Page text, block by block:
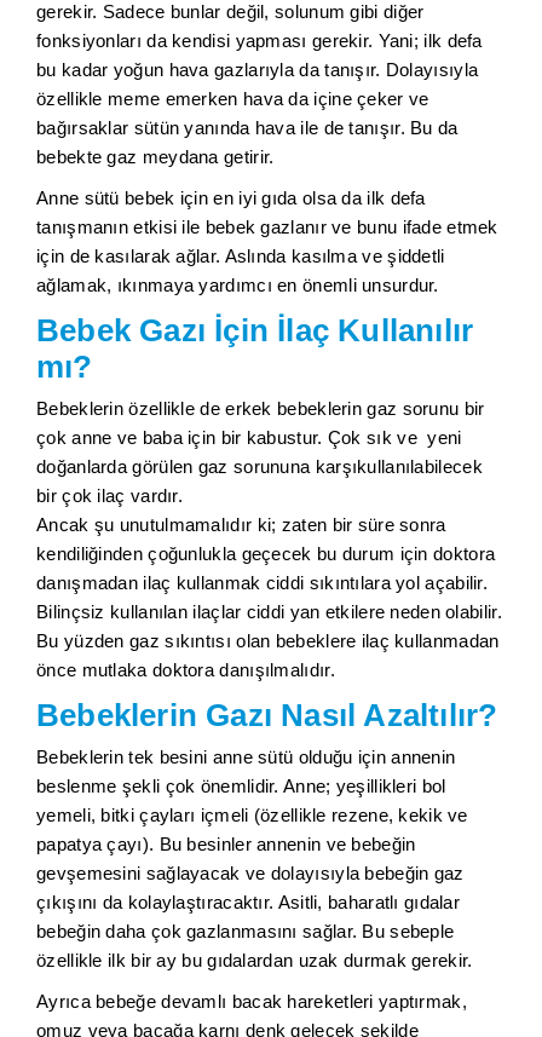
gerekir. Sadece bunlar değil, solunum gibi diğer
fonksiyonları da kendisi yapması gerekir. Yani; ilk defa
bu kadar yoğun hava gazlarıyla da tanışır. Dolayısıyla
özellikle meme emerken hava da içine çeker ve
bağırsaklar sütün yanında hava ile de tanışır. Bu da
bebekte gaz meydana getirir.
Anne sütü bebek için en iyi gıda olsa da ilk defa
tanışmanın etkisi ile bebek gazlanır ve bunu ifade etmek
için de kasılarak ağlar. Aslında kasılma ve şiddetli
ağlamak, ıkınmaya yardımcı en önemli unsurdur.
Bebek Gazı İçin İlaç Kullanılır
mı?
Bebeklerin özellikle de erkek bebeklerin gaz sorunu bir
çok anne ve baba için bir kabustur. Çok sık ve yeni
doğanlarda görülen gaz sorununa karşıkullanılabilecek
bir çok ilaç vardır.
Ancak şu unutulmamalıdır ki; zaten bir süre sonra
kendiliğinden çoğunlukla geçecek bu durum için doktora
danışmadan ilaç kullanmak ciddi sıkıntılara yol açabilir.
Bilinçsiz kullanılan ilaçlar ciddi yan etkilere neden olabilir.
Bu yüzden gaz sıkıntısı olan bebeklere ilaç kullanmadan
önce mutlaka doktora danışılmalıdır.
Bebeklerin Gazı Nasıl Azaltılır?
Bebeklerin tek besini anne sütü olduğu için annenin
beslenme şekli çok önemlidir. Anne; yeşillikleri bol
yemeli, bitki çayları içmeli (özellikle rezene, kekik ve
papatya çayı). Bu besinler annenin ve bebeğin
gevşemesini sağlayacak ve dolayısıyla bebeğin gaz
çıkışını da kolaylaştıracaktır. Asitli, baharatlı gıdalar
bebeğin daha çok gazlanmasını sağlar. Bu sebeple
özellikle ilk bir ay bu gıdalardan uzak durmak gerekir.
Ayrıca bebeğe devamlı bacak hareketleri yaptırmak,
omuz veya bacağa karnı denk gelecek şekilde